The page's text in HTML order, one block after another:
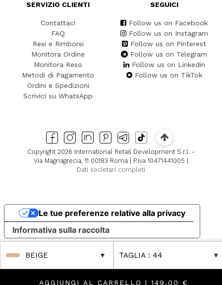
BEIGE TAGLIA : 44
AGGIUNGI AL CARRELLO | 149,00 €
SERVIZIO CLIENTI
Contattaci
FAQ
Resi e Rimborsi
Monitora Ordine
Monitora Reso
Metodi di Pagamento
Ordini e Spedizioni
Scrivici su WhatsApp
SEGUICI
Follow us on Facebook
Follow us on Instagram
Follow us on Pinterest
Follow us on Telegram
Follow us on Linkedin
Follow us on TikTok
Copyright 2026 International Retail Development S.r.l. -
Via Magnagrecia, 11 00183 Roma | P.iva 10471441005 |
Dati societari completi
Informativa sulla raccolta
Le tue preferenze relative alla privacy